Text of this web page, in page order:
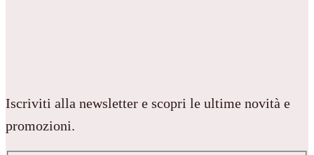
Iscriviti alla newsletter e scopri le ultime novità e
promozioni.